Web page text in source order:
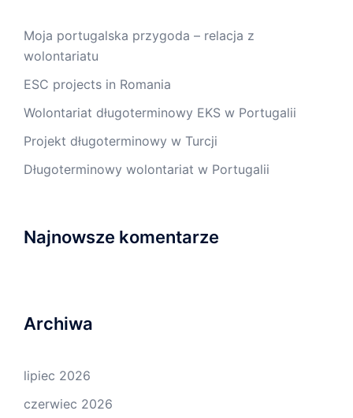
Moja portugalska przygoda – relacja z
wolontariatu
ESC projects in Romania
Wolontariat długoterminowy EKS w Portugalii
Projekt długoterminowy w Turcji
Długoterminowy wolontariat w Portugalii
Najnowsze komentarze
Archiwa
lipiec 2026
czerwiec 2026